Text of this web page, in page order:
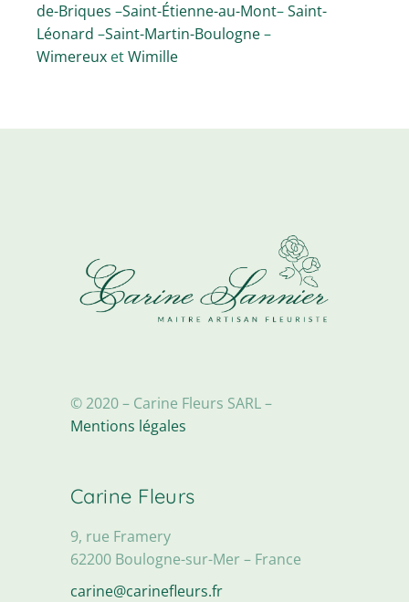
de-Briques –Saint-Étienne-au-Mont–Saint-
Léonard –Saint-Martin-Boulogne–
Wimereux etWimille
© 2020 – Carine Fleurs SARL –
Mentions légales
Carine Fleurs
9, rue Framery
62200 Boulogne-sur-Mer – France
carine@carinefleurs.fr